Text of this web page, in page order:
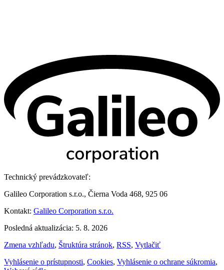
Technický prevádzkovateľ:
Galileo Corporation s.r.o., Čierna Voda 468, 925 06
Kontakt: Galileo Corporation s.r.o.
Posledná aktualizácia: 5. 8. 2026
Zmena vzhľadu, Štruktúra stránok, RSS, Vytlačiť
Vyhlásenie o prístupnosti, Cookies, Vyhlásenie o ochrane súkromia,